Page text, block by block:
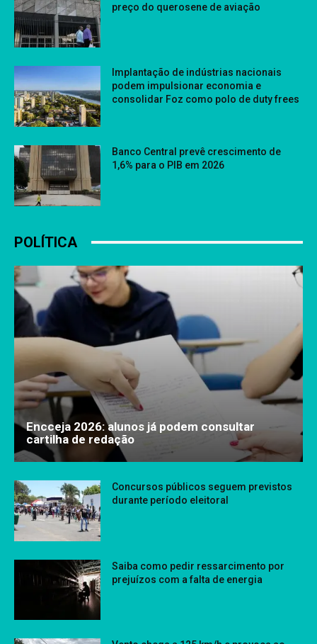
preço do querosene de aviação
Implantação de indústrias nacionais
podem impulsionar economia e
consolidar Foz como polo de duty frees
Banco Central prevê crescimento de
1,6% para o PIB em 2026
POLÍTICA
Encceja 2026: alunos já podem consultar
cartilha de redação
Concursos públicos seguem previstos
durante período eleitoral
Saiba como pedir ressarcimento por
prejuízos com a falta de energia